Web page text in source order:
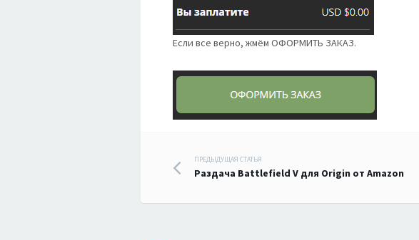
Если все верно, жмём ОФОРМИТЬ ЗАКАЗ.
Навигация
по
ПРЕДЫДУЩАЯ СТАТЬЯ
Раздача Battlefield V для Origin от Amazon